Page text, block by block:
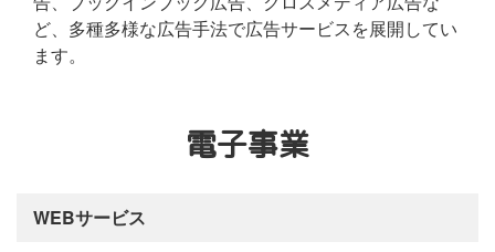
ど、多種多様な広告手法で広告サービスを展開してい
ます。
電子事業
WEBサービス